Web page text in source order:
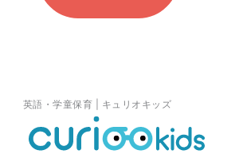
英語・学童保育 | キュリオキッズ